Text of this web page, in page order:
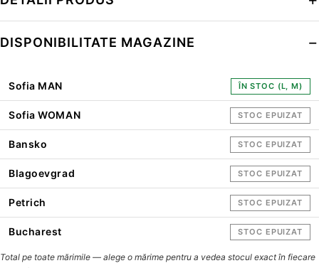
DISPONIBILITATE MAGAZINE
Sofia MAN ÎN STOC (L, M)
Sofia WOMAN STOC EPUIZAT
Bansko STOC EPUIZAT
Blagoevgrad STOC EPUIZAT
Petrich STOC EPUIZAT
Bucharest STOC EPUIZAT
Total pe toate mărimile — alege o mărime pentru a vedea stocul exact în fiecare